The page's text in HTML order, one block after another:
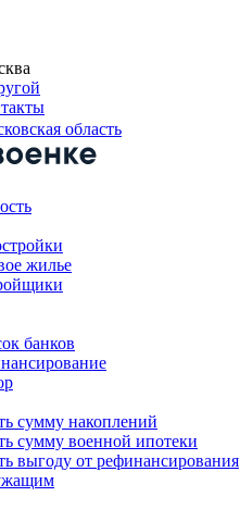
область
жилье
банков
сумму накоплений
сумму военной ипотеки
выгоду от рефинансирования